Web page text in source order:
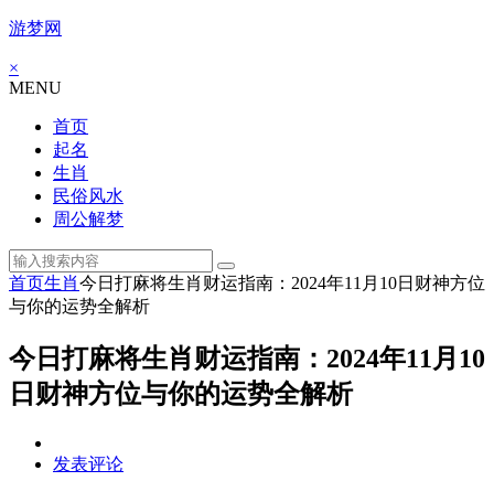
游梦网
×
MENU
首页
起名
生肖
民俗风水
周公解梦
首页生肖今日打麻将生肖财运指南：2024年11月10日财神方位
与你的运势全解析
今日打麻将生肖财运指南：2024年11月10
日财神方位与你的运势全解析
发表评论